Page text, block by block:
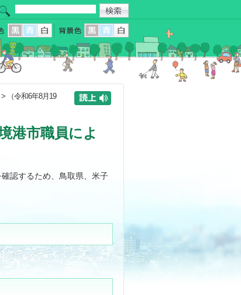
> （令和6年8月19
港市職員によ
認するため、鳥取県、米子